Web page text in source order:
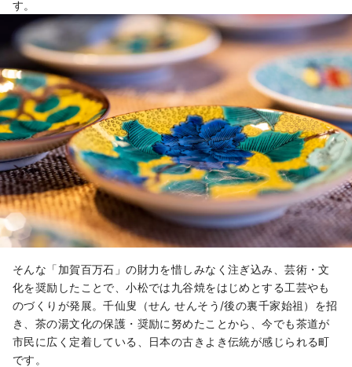
す。
そんな「加賀百万石」の財力を惜しみなく注ぎ込み、芸術・文
化を奨励したことで、小松では九谷焼をはじめとする工芸やも
のづくりが発展。千仙叟（せん せんそう/後の裏千家始祖）を招
き、茶の湯文化の保護・奨励に努めたことから、今でも茶道が
市民に広く定着している、日本の古きよき伝統が感じられる町
です。